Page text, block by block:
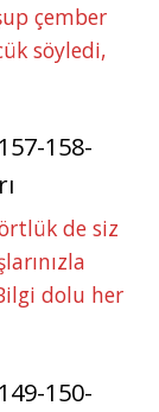
çember
söyledi,
158-
de siz
dolu her
150-